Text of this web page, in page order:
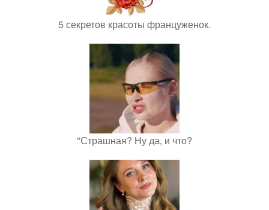
5 секретов красоты француженок.
"Страшная? Ну да, и что?